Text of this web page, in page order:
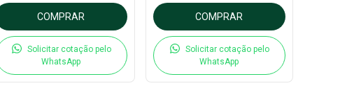
COMPRAR
Solicitar cotação pelo
WhatsApp
COMPRAR
Solicitar cotação pelo
WhatsApp